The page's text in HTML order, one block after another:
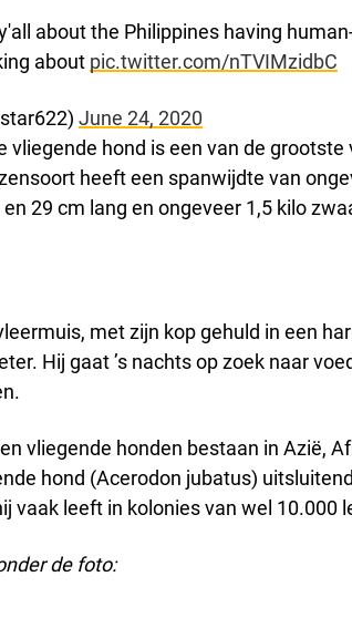
about the Philippines having
about pic.twitter.com/nTVIMzidbC
June 24, 2020
vliegende hond is een van de
heeft een spanwijdte van
29 cm lang en ongeveer 1,5 kilo
met zijn kop gehuld in een
Hij gaat ’s nachts op zoek naar
vliegende honden bestaan in Azië,
hond (Acerodon jubatus)
vaak leeft in kolonies van wel 10.000
de foto: